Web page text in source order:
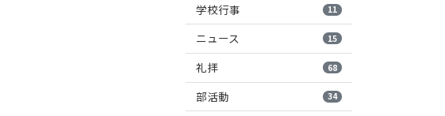
学校行事 11
ニュース 15
礼拝 68
部活動 34